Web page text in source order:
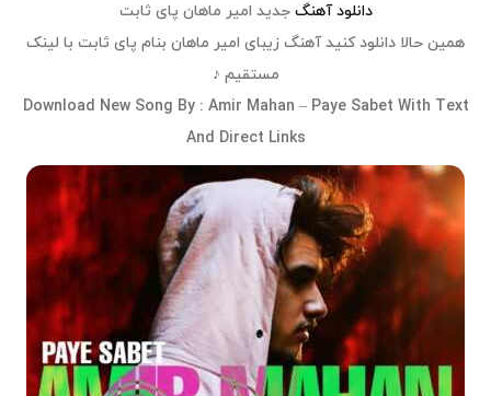
دانلود آهنگ جدید امیر ماهان پای ثابت
همین حالا دانلود کنید آهنگ زیبای امیر ماهان بنام پای ثابت با لینک
مستقیم ♪
Download New Song By : Amir Mahan – Paye Sabet With Text
And Direct Links